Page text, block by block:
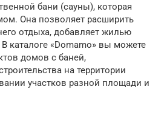
бани (сауны), которая
Она позволяет расширить
отдыха, добавляет жилью
каталоге «Domamo» вы можете
домов с баней,
на территории
участков разной площади и